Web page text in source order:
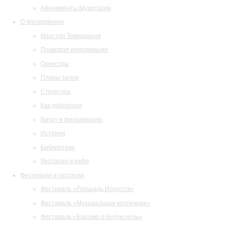
Абонементы Музитория
О филармонии
Маэстро Темирканов
Правовая информация
Оркестры
Планы залов
Структура
Как добраться
Визит в филармонию
История
Библиотека
Ресторан и кафе
Фестивали и гастроли
Фестиваль «Площадь Искусств»
Фестиваль «Музыкальная коллекция»
Фестиваль «Барокко в белую ночь»